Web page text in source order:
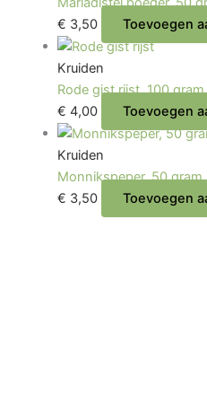
€ 3,50 Toevoegen
Kruiden
Rode gist rijst, 100 gram.
€ 4,00 Toevoegen
Kruiden
Monnikspeper, 50 gram.
€ 3,50 Toevoegen